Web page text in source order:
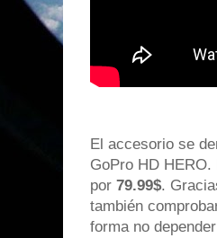
El accesorio se
GoPro HD
por 79.99$.
también
forma no